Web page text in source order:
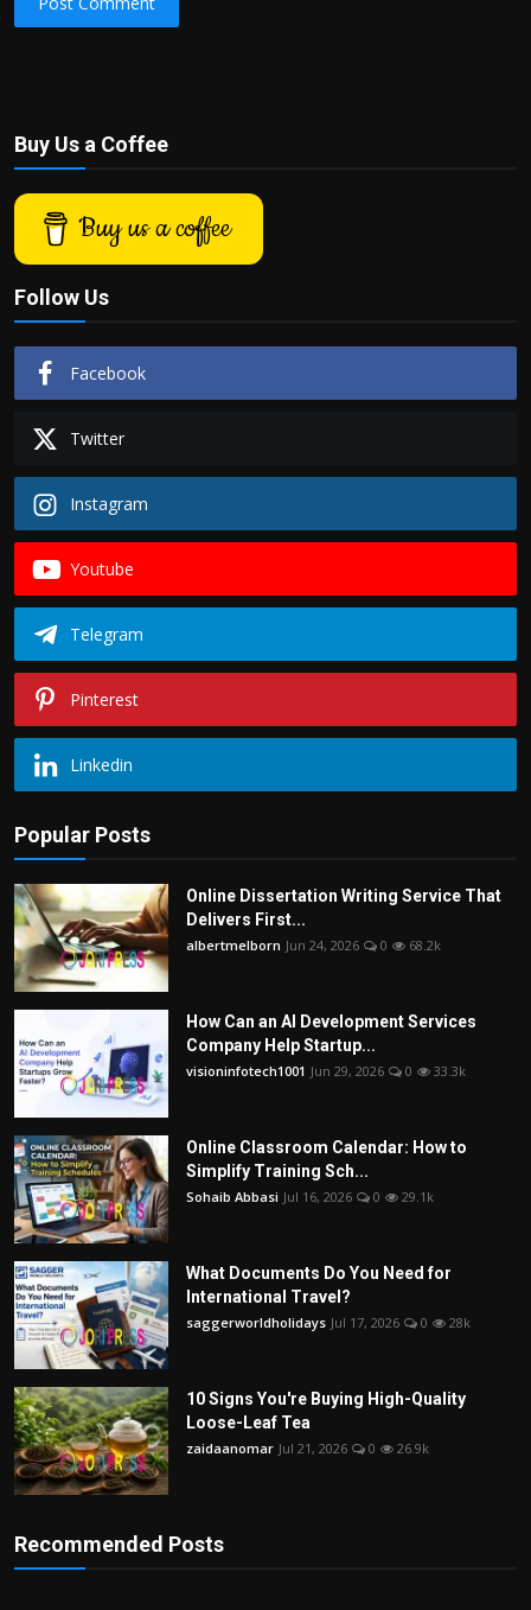
Buy Us a Coffee
Buy us a coffee
Follow Us
Facebook
Twitter
Instagram
Youtube
Telegram
Pinterest
Linkedin
Popular Posts
Online Dissertation Writing Service That
Delivers First...
albertmelborn Jun 24, 2026 0 68.2k
How Can an AI Development Services
Company Help Startup...
visioninfotech1001 Jun 29, 2026 0 33.3k
Online Classroom Calendar: How to
Simplify Training Sch...
Sohaib Abbasi Jul 16, 2026 0 29.1k
What Documents Do You Need for
International Travel?
saggerworldholidays Jul 17, 2026 0 28k
10 Signs You're Buying High-Quality
Loose-Leaf Tea
zaidaanomar Jul 21, 2026 0 26.9k
Recommended Posts